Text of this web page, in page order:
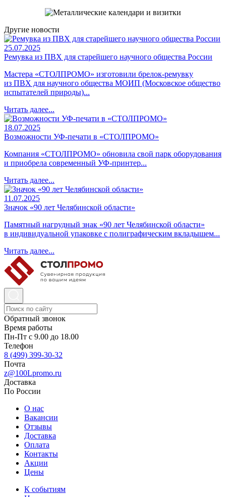
Другие новости
25.07.2025
Ремувка из ПВХ для старейшего научного общества России
Мастера «СТОЛПРОМО» изготовили брелок-ремувку
из ПВХ для научного общества МОИП (Московское общество
испытателей природы)...
Читать далее...
18.07.2025
Возможности УФ-печати в «СТОЛПРОМО»
Компания «СТОЛПРОМО» обновила свой парк оборудования
и приобрела современный УФ-принтер...
Читать далее...
11.07.2025
Значок «90 лет Челябинской области»
Памятный нагрудный знак «90 лет Челябинской области»
в индивидуальной упаковке с полиграфическим вкладышем...
Читать далее...
Обратный звонок
Время работы
Пн-Пт с 9.00 до 18.00
Телефон
8 (499) 399-30-32
Почта
z@100Lpromo.ru
Доставка
По России
О нас
Вакансии
Отзывы
Доставка
Оплата
Контакты
Акции
Цены
К событиям